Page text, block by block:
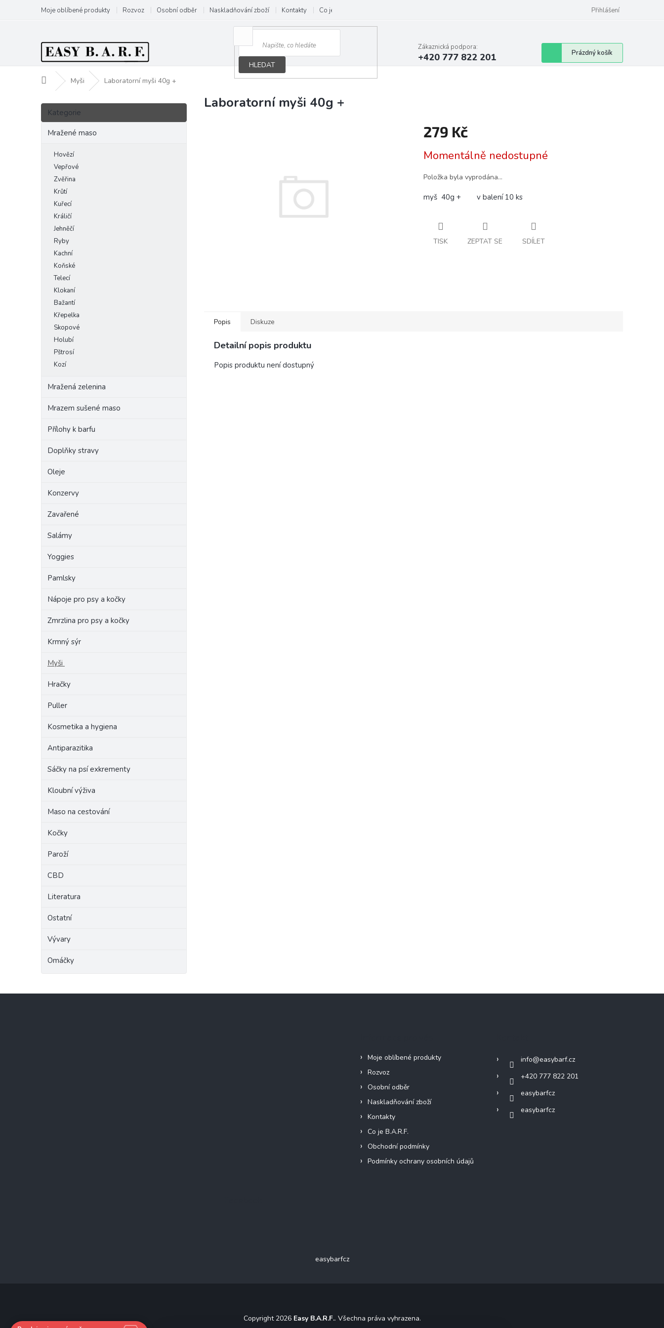
obsah
Moje oblíbené produkty Rozvoz Osobní odběr Naskladňování zboží Kontakty Co je B.A.R.F. Přihlášení
HLEDAT
Zákaznická podpora:
+420 777 822 201
Nákupní
košík
Prázdný košík
Domů Myši Laboratorní myši 40g +
P
s
Přeskočit
kategorie
Kategorie
Mražené maso
Hovězí
Vepřové
Zvěřina
Krůtí
Kuřecí
Králičí
Jehněčí
Ryby
Kachní
Koňské
Telecí
Klokaní
Bažantí
Křepelka
Skopové
Holubí
Pštrosí
Kozí
Mražená zelenina
Mrazem sušené maso
Přílohy k barfu
Doplňky stravy
Oleje
Konzervy
Zavařené
Salámy
Yoggies
Pamlsky
Nápoje pro psy a kočky
Zmrzlina pro psy a kočky
Krmný sýr
Myši
Hračky
Puller
Kosmetika a hygiena
Antiparazitika
Sáčky na psí exkrementy
Kloubní výživa
Maso na cestování
Kočky
Paroží
CBD
Literatura
Ostatní
Vývary
Omáčky
Laboratorní myši 40g +
279 Kč
cena:
Momentálně nedostupné
Položka byla vyprodána…
myš 40g + v balení 10 ks
TISK ZEPTAT SE SDÍLET
Popis Diskuze
Detailní popis produktu
Popis produktu není dostupný
Moje oblíbené produkty
Rozvoz
Osobní odběr
Naskladňování zboží
Kontakty
Co je B.A.R.F.
Obchodní podmínky
Podmínky ochrany osobních údajů
info@easybarf.cz
+420 777 822 201
easybarfcz
easybarfcz
easybarfcz
Copyright 2026 Easy B.A.R.F.. Všechna práva vyhrazena.